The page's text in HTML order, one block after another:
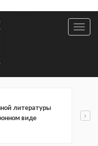
литературы
виде